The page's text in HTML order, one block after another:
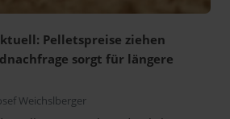
Pelletspreise ziehen
sorgt für längere
Weichslberger